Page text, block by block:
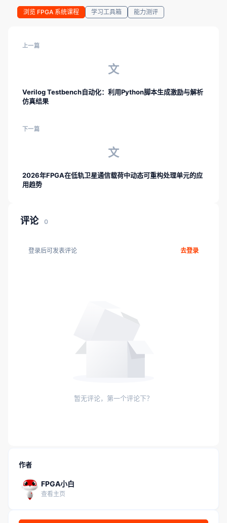
浏览 FPGA 系统课程 学习工具箱 能力测评
上一篇
文
Verilog Testbench自动化：利用Python脚本生成激励与解析
仿真结果
下一篇
文
2026年FPGA在低轨卫星通信载荷中动态可重构处理单元的应
用趋势
评论 0
登录后可发表评论 去登录
暂无评论，第一个评论下？
作者
FPGA小白
查看主页